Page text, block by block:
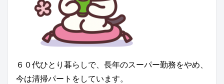
６０代ひとり暮らしで、長年のスーパー勤務をやめ、
今は清掃パートをしています。